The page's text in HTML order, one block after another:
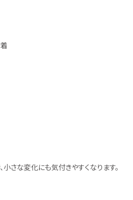
小さな変化にも気付きやすくなります。